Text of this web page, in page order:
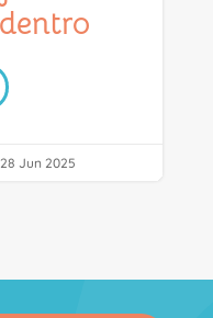
28 Jun 2025